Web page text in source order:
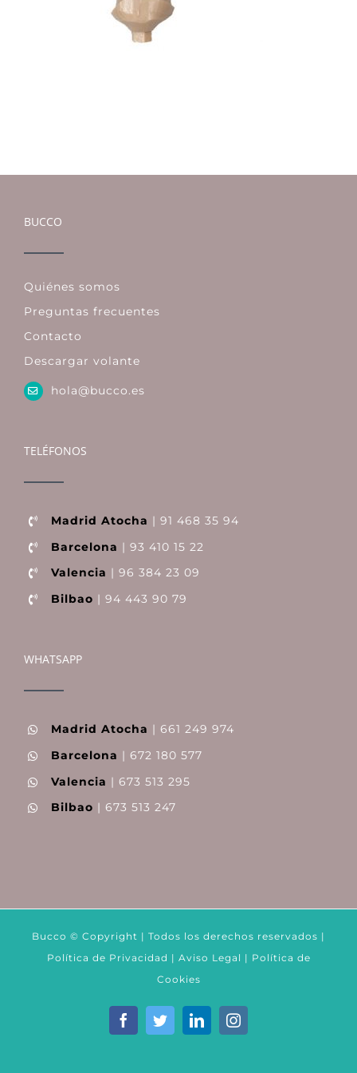
BUCCO
Quiénes somos
Preguntas frecuentes
Contacto
Descargar volante
hola@bucco.es
TELÉFONOS
Madrid Atocha | 91 468 35 94
Barcelona | 93 410 15 22
Valencia | 96 384 23 09
Bilbao | 94 443 90 79
WHATSAPP
Madrid Atocha | 661 249 974
Barcelona | 672 180 577
Valencia | 673 513 295
Bilbao | 673 513 247
Bucco © Copyright | Todos los derechos reservados |
Política de Privacidad | Aviso Legal | Política de
Cookies
FacebookTwitterLinkedInInstagram